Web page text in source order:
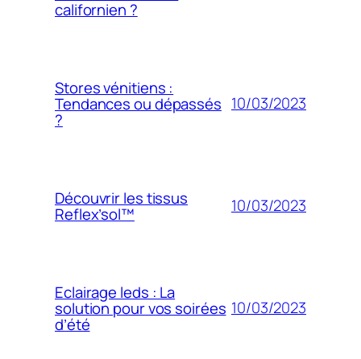
californien ?
Stores vénitiens :
Tendances ou dépassés
?
10/03/2023
Découvrir les tissus
Reflex’sol™ 10/03/2023
Eclairage leds : La
solution pour vos soirées
d’été
10/03/2023